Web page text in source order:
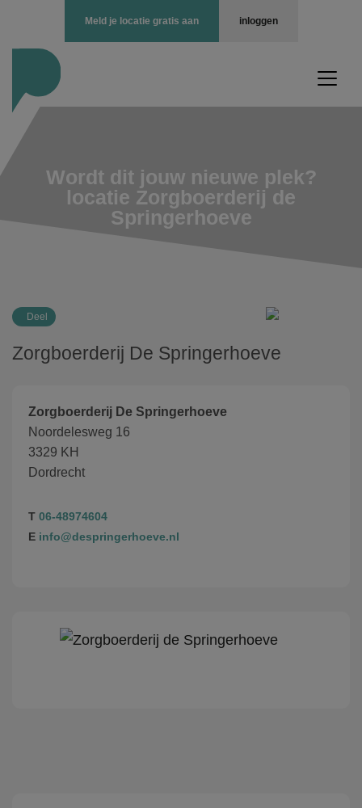
inloggen
Meld je locatie gratis aan
Wordt dit jouw nieuwe plek?
locatie Zorgboerderij de
Springerhoeve
Deel
Zorgboerderij De Springerhoeve
Zorgboerderij De Springerhoeve
Noordelesweg 16
3329 KH
Dordrecht
T 06-48974604
E info@despringerhoeve.nl